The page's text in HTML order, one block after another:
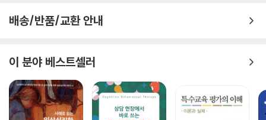
배송/반품/교환 안내
이 분야 베스트셀러